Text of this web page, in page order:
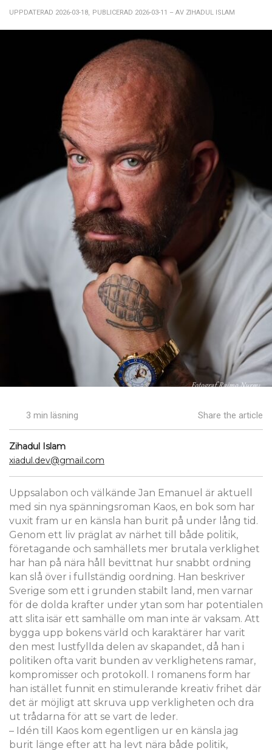
UPPDATERAD 2026-03-18 PUBLICERAD 2026-03-11 – AV ZIHADUL ISLAM
3 min läsning Share the article
Zihadul Islam
xiadul.dev@gmail.com
Uppsalabon och välkände Jan Emanuel är aktuell
med sin nya spänningsroman Kaos, en bok som har
vuxit fram ur en känsla han burit på under lång tid.
Genom ett liv präglat av närhet till både politik,
företagande och samhällets mer brutala verklighet
har han på nära håll bevittnat hur snabbt ordning
kan slå över i fullständig oordning. Han beskriver
Sverige som ett i grunden stabilt land, men varnar
för de dolda krafter under ytan som har potentialen
att slita isär ett samhälle om man inte är vaksam. Att
bygga upp bokens värld och karaktärer har varit
den mest lustfyllda delen av skapandet, då han i
politiken ofta varit bunden av verklighetens ramar,
kompromisser och protokoll. I romanens form har
han istället funnit en stimulerande kreativ frihet där
det är möjligt att skruva upp verkligheten och dra
ut trådarna för att se vart de leder.
– Idén till Kaos kom egentligen ur en känsla jag
burit länge efter att ha levt nära både politik,